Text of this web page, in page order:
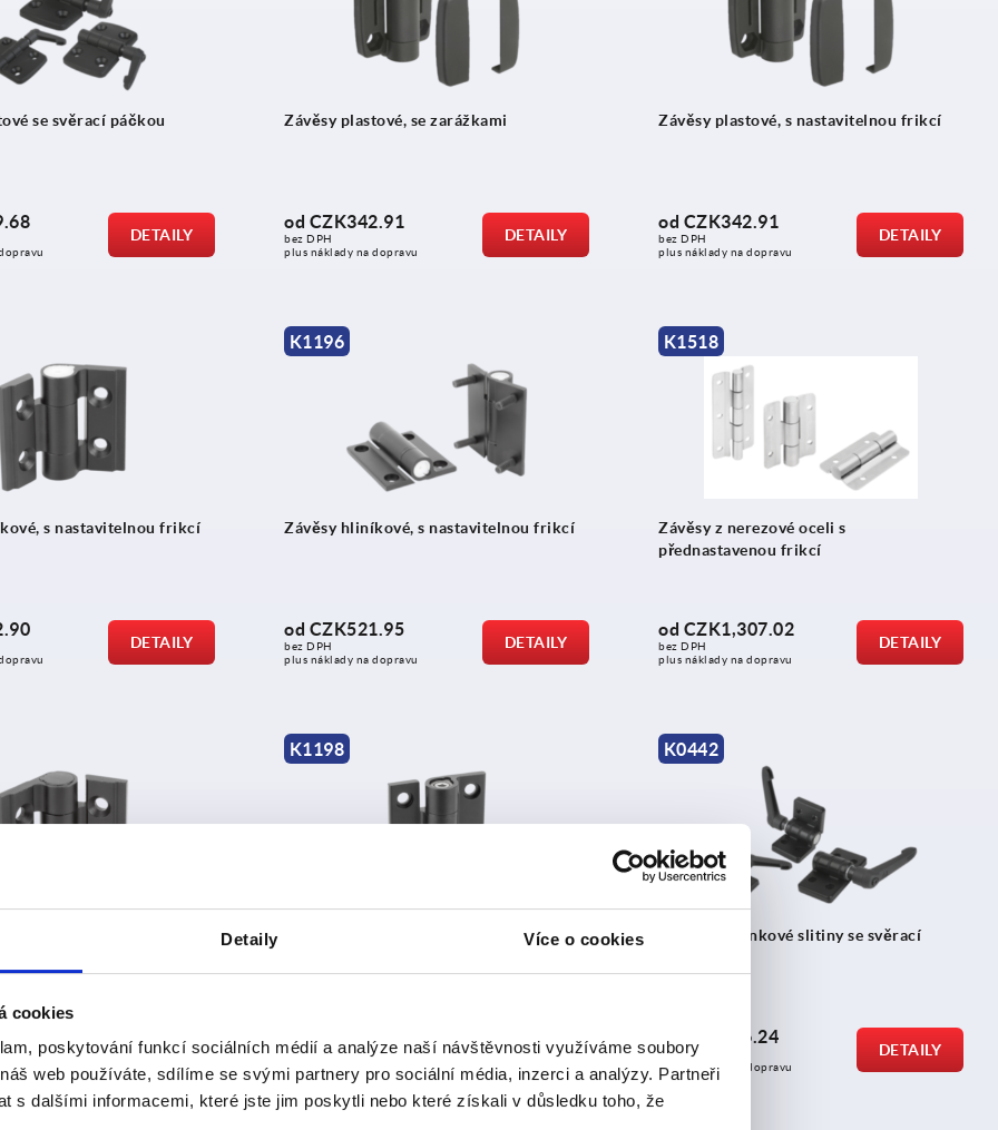
Detaily Více o cookies
cookies
poskytování funkcí sociálních médií a analýze naší návštěvnosti využíváme soubory
web používáte, sdílíme se svými partnery pro sociální média, inzerci a analýzy. Partneři
s dalšími informacemi, které jste jim poskytli nebo které získali v důsledku toho, že
se svěrací páčkou
DETAILY
Závěsy plastové, se zarážkami
od CZK342.91
bez DPH
plus náklady na dopravu
DETAILY
Závěsy plastové, s nastavitelnou frikcí
od CZK342.91
bez DPH
plus náklady na dopravu
DETAILY
s nastavitelnou frikcí
DETAILY
K1196
Závěsy hliníkové, s nastavitelnou frikcí
od CZK521.95
bez DPH
plus náklady na dopravu
DETAILY
K1518
Závěsy z nerezové oceli s
přednastavenou frikcí
od CZK1,307.02
bez DPH
plus náklady na dopravu
DETAILY
se zarážkou
DETAILY
K1198
odCZK1,009.29
bez DPH
plus náklady na dopravu
DETAILY
K0442
Závěsy ze zinkové slitiny se svěrací
od CZK526.24
bez DPH
plus náklady na dopravu
DETAILY